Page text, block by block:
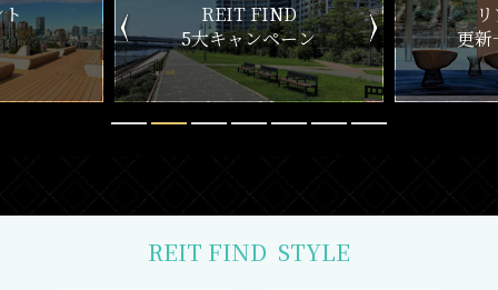
ン
リアルタイム
更新一覧チェック
新
REIT FIND STYLE